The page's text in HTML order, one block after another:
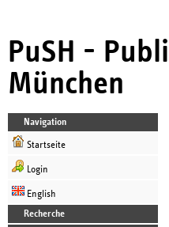
PuSH -
München
Navigation
Startseite
Login
English
Recherche